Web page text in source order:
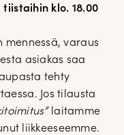
klo. 18.00
varaus
asiakas saa
tehty
Jos tilausta
laitamme
liikkeeseemme.